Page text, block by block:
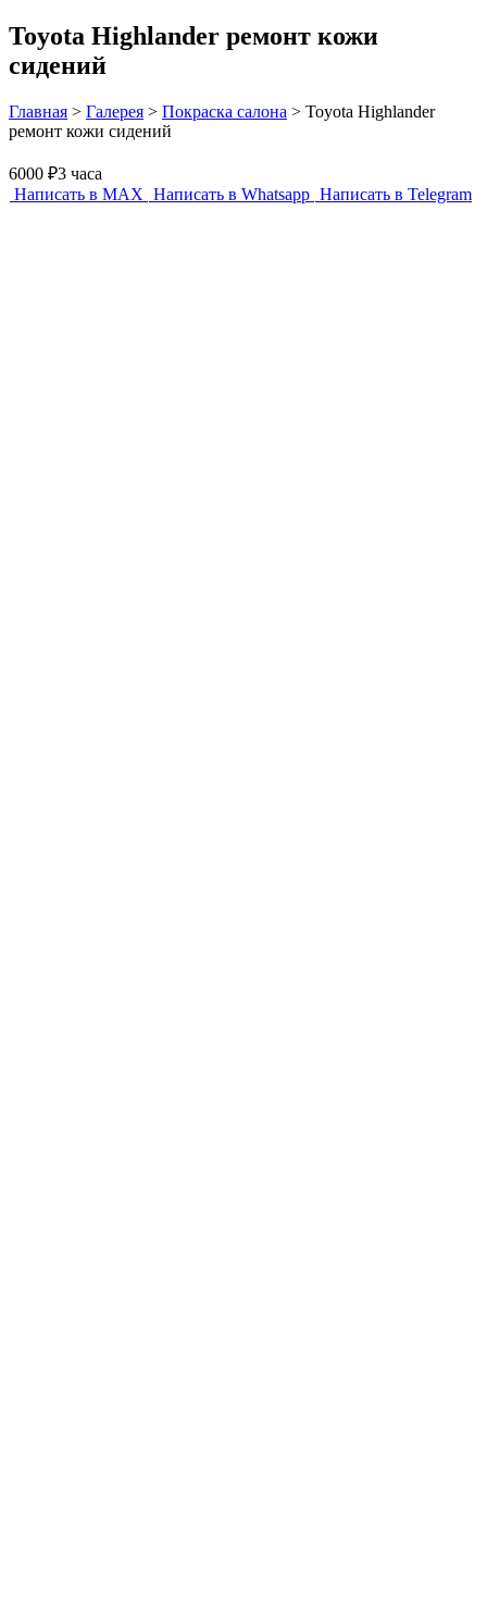
Toyota Highlander ремонт кожи
сидений
Главная > Галерея > Покраска салона > Toyota Highlander
ремонт кожи сидений
6000 ₽3 часа
Написать в MAX Написать в Whatsapp Написать в Telegram